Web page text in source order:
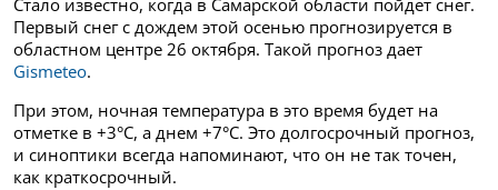
Стало известно, когда в Самарской области пойдет снег.
Первый снег с дождем этой осенью прогнозируется в
областном центре 26 октября. Такой прогноз дает
Gismeteo.
При этом, ночная температура в это время будет на
отметке в +3°C, а днем +7°C. Это долгосрочный прогноз,
и синоптики всегда напоминают, что он не так точен,
как краткосрочный.